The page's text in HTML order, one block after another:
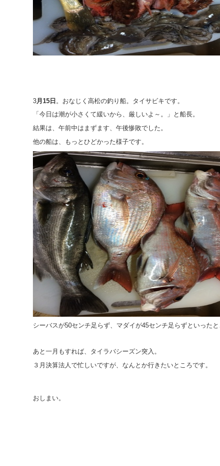
3月15日 。おなじく高松の釣り船。タイサビキです。
「今日は潮が小さくて緩いから、厳しいよ～。」と船長。
結果は、午前中はまずます、午後惨敗でした。
他の船は、もっとひどかった様子です。
シーバスが50センチ足らず、マダイが45センチ足らずといった
あと一月もすれば、タイラバシーズン突入。
３月決算法人で忙しいですが、なんとか行きたいところです。
おしまい。